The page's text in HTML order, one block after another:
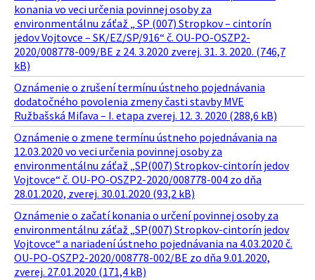
konania vo veci určenia povinnej osoby za
environmentálnu záťaž „ SP (007) Stropkov – cintorín
jedov Vojtovce – SK/EZ/SP/916“ č. OU-PO-OSZP2-
2020/008778-009/BE z 24. 3.2020 zverej. 31. 3. 2020. (746,7
kB)
Oznámenie o zrušení termínu ústneho pojednávania
dodatočného povolenia zmeny časti stavby MVE
Ružbašská Miľava – I. etapa zverej. 12. 3. 2020 (288,6 kB)
Oznámenie o zmene termínu ústneho pojednávania na
12.03.2020 vo veci určenia povinnej osoby za
environmentálnu záťaž „SP(007) Stropkov-cintorín jedov
Vojtovce“ č. OU-PO-OSZP2-2020/008778-004 zo dňa
28.01.2020, zverej. 30.01.2020 (93,2 kB)
Oznámenie o začatí konania o určení povinnej osoby za
environmentálnu záťaž „SP(007) Stropkov-cintorín jedov
Vojtovce“ a nariadení ústneho pojednávania na 4.03.2020 č.
OU-PO-OSZP2-2020/008778-002/BE zo dňa 9.01.2020,
zverej. 27.01.2020 (171,4 kB)